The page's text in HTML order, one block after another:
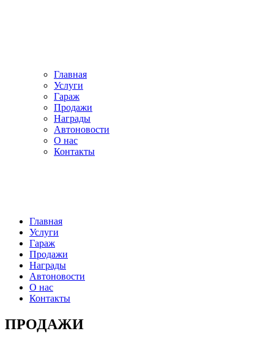
Главная
Услуги
Гараж
Продажи
Награды
Автоновости
О нас
Контакты
Главная
Услуги
Гараж
Продажи
Награды
Автоновости
О нас
Контакты
ПРОДАЖИ